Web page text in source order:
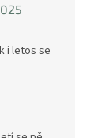
i letos se